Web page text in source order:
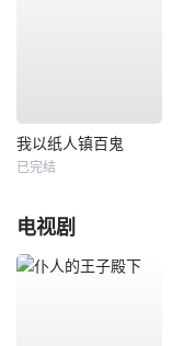
我以纸人镇百鬼
已完结
电视剧